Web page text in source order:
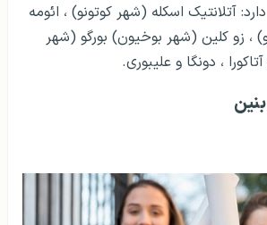
آتلانتیک اسکله (شهر کوتونو) ، ائومه
، زو کلین (شهر بوخیون) بورگو (شهر
، دونگا و علیبوری.